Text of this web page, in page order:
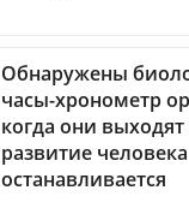
Обнаружены
часы-хронометр
когда они выходят
развитие человека
останавливается